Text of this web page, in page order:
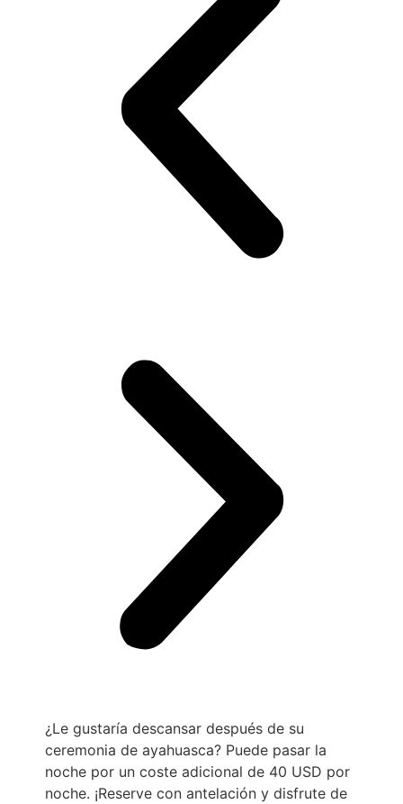
¿Le gustaría descansar después de su
ceremonia de ayahuasca? Puede pasar la
noche por un coste adicional de 40 USD por
noche. ¡Reserve con antelación y disfrute de